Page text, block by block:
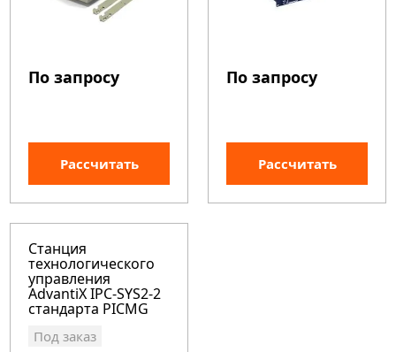
По запросу
Рассчитать
По запросу
Рассчитать
Станция
технологического
управления
AdvantiX IPC-SYS2-2
стандарта PICMG
Под заказ